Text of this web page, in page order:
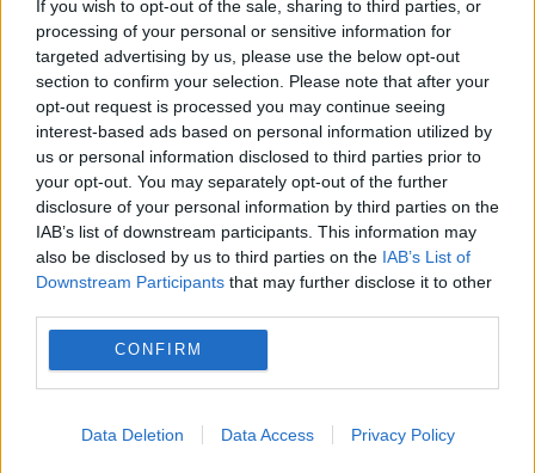
If you wish to opt-out of the sale, sharing to third parties, or
processing of your personal or sensitive information for
targeted advertising by us, please use the below opt-out
section to confirm your selection. Please note that after your
opt-out request is processed you may continue seeing
interest-based ads based on personal information utilized by
us or personal information disclosed to third parties prior to
your opt-out. You may separately opt-out of the further
disclosure of your personal information by third parties on the
IAB’s list of downstream participants. This information may
also be disclosed by us to third parties on the IAB’s List of
Downstream Participants that may further disclose it to other
CONFIRM
Data Deletion Data Access Privacy Policy